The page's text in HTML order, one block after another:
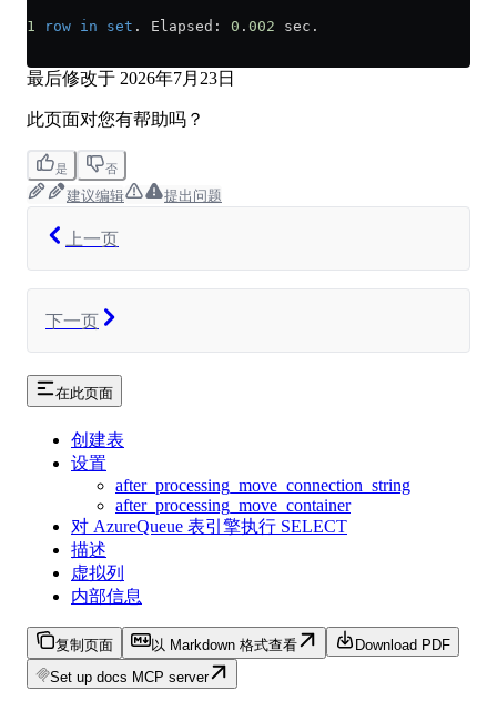
1 row in set . Elapsed: 0 . 002 sec.
最后修改于 2026年7月23日
此页面对您有帮助吗？
是 否
建议编辑 提出问题
上一页
下一页
在此页面
创建表
设置
after_processing_move_connection_string
after_processing_move_container
对 AzureQueue 表引擎执行 SELECT
描述
虚拟列
内部信息
复制页面 以 Markdown 格式查看
Download PDF
Set up docs MCP server